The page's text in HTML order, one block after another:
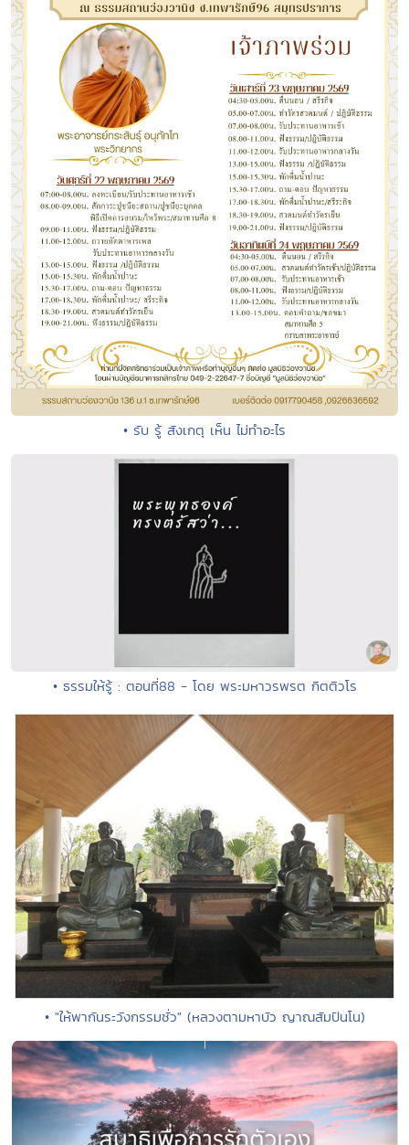
• รับ รู้ สังเกตุ เห็น ไม่ทำอะไร
• ธรรมให้รู้ : ตอนที่88 - โดย พระมหาวรพรต กิตติวโร
• "ให้พากันระวังกรรมชั่ว" (หลวงตามหาบัว ญาณสัมปันโน)